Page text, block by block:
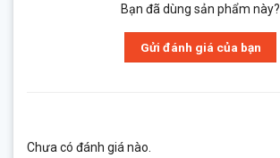
Bạn đã dùng sản phẩm này?
Gửi đánh giá của bạn
Chưa có đánh giá nào.